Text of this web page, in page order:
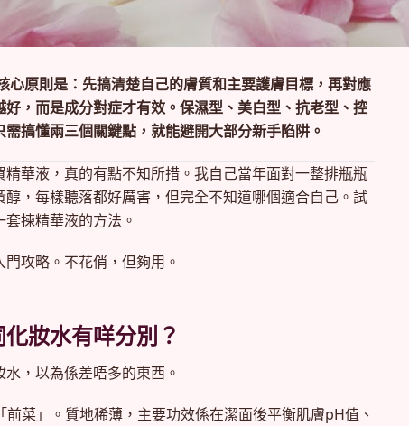
心原則是：先搞清楚自己的膚質和主要護膚目標，再對應
，而是成分對症才有效。保濕型、美白型、抗老型、控
搞懂兩三個關鍵點，就能避開大部分新手陷阱。
華液，真的有點不知所措。我自己當年面對一整排瓶瓶
，每樣聽落都好厲害，但完全不知道哪個適合自己。試
揀精華液的方法。
攻略。不花俏，但夠用。
妝水有咩分別？
，以為係差唔多的東西。
前菜」。質地稀薄，主要功效係在潔面後平衡肌膚pH值、